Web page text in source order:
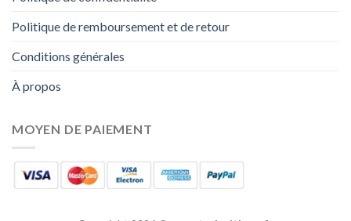
Politique de remboursement et de retour
Conditions générales
À propos
MOYEN DE PAIEMENT